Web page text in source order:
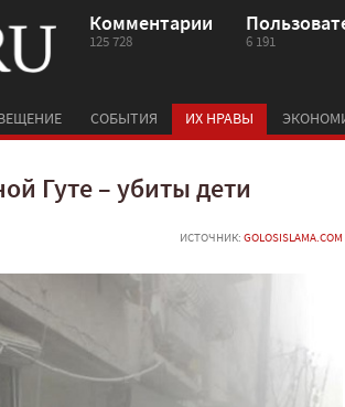
Комментарии
125 728 6 191
СОБЫТИЯ ИХ НРАВЫ
Гуте – убиты дети
ИСТОЧНИК: GOLOSISLAMA.COM